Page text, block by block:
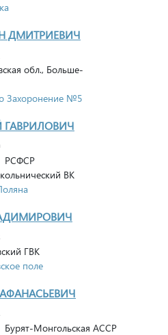
ДМИТРИЕВИЧ
обл., Больше-
Захоронение №5
ГАВРИЛОВИЧ
РСФСР
ВК
ГВК
поле
Бурят-Монгольская АССР